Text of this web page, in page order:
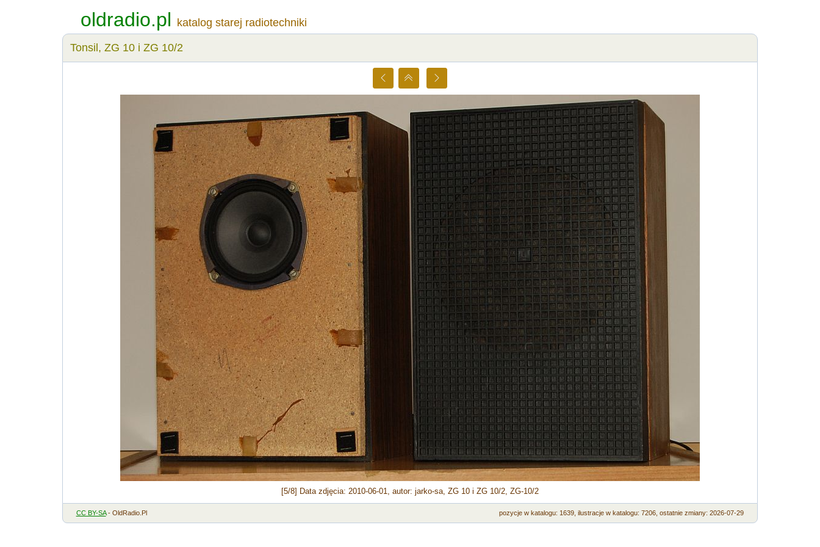
oldradio.pl katalog starej radiotechniki
Tonsil, ZG 10 i ZG 10/2
[5/8] Data zdjęcia: 2010-06-01, autor: jarko-sa, ZG 10 i ZG 10/2, ZG-10/2
CC BY-SA- OldRadio.Pl pozycje w katalogu: 1639,ilustracje w katalogu: 7206,ostatnie zmiany: 2026-07-29